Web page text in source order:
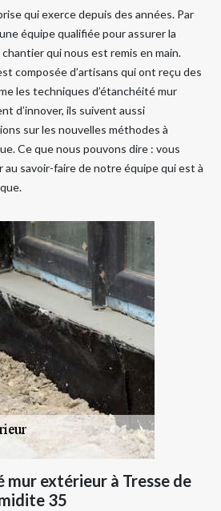
qui exerce depuis des années. Par
équipe qualifiée pour assurer la
qui nous est remis en main.
composée d’artisans qui ont reçu des
les techniques d’étanchéité mur
d’innover, ils suivent aussi
sur les nouvelles méthodes à
Ce que nous pouvons dire : vous
savoir-faire de notre équipe qui est à
mur extérieur à Tresse de
35